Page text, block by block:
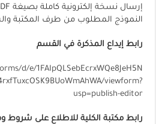
النموذج المطلوب من طرف المكتبة
رابط إيداع المذكرة في القسم
d/e/1FAIpQLSebEcrxWQe8JeH5N
viewform?
usp=publish-editor
رابط مكتبة الكلية للاطلاع على شروط